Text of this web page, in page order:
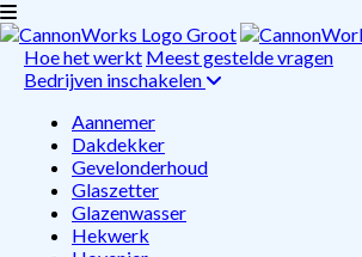
Hoe het werkt Meest gestelde vragen
Bedrijven inschakelen
Aannemer
Dakdekker
Gevelonderhoud
Glaszetter
Glazenwasser
Hekwerk